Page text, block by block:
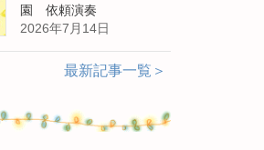
園 依頼演奏
2026年7月14日
最新記事一覧＞